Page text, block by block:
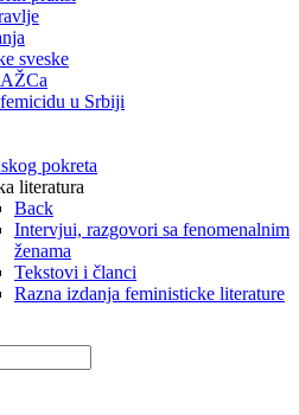
sveske
u Srbiji
pokreta
literatura
Back
Intervjui, razgovori sa fenomenalnim
ženama
Tekstovi i članci
Razna izdanja feministicke literature